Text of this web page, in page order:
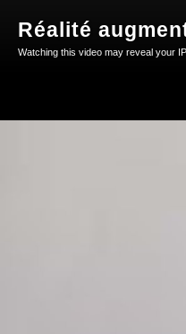
Réalité
Watching this video may reveal your